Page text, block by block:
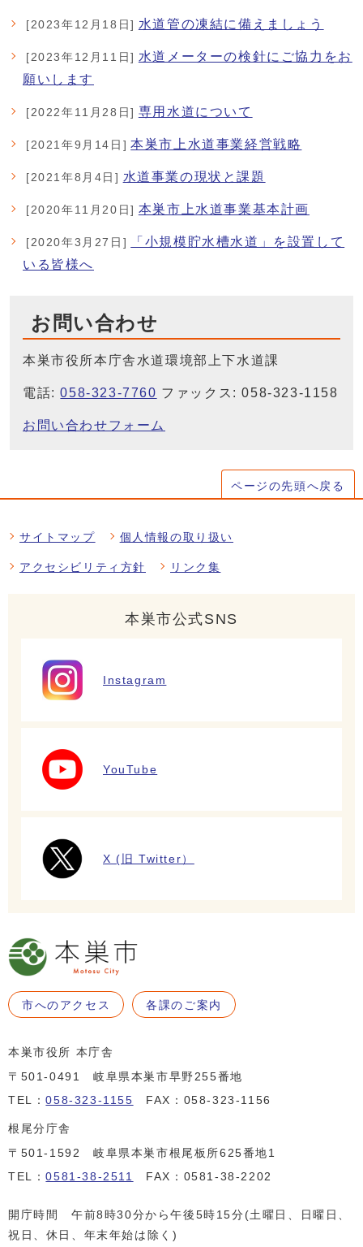
[2023年12月18日] 水道管の凍結に備えましょう
[2023年12月11日] 水道メーターの検針にご協力をお
願いします
[2022年11月28日] 専用水道について
[2021年9月14日] 本巣市上水道事業経営戦略
[2021年8月4日] 水道事業の現状と課題
[2020年11月20日] 本巣市上水道事業基本計画
[2020年3月27日]
「小規模貯水槽水道」を設置して
いる皆様へ
お問い合わせ
本巣市役所本庁舎水道環境部上下水道課
電話:058-323-7760 ファックス: 058-323-1158
お問い合わせフォーム
ページの先頭へ戻る
サイトマップ 個人情報の取り扱い
アクセシビリティ方針 リンク集
本巣市公式SNS
Instagram
YouTube
X (旧 Twitter）
市へのアクセス 各課のご案内
本巣市役所 本庁舎
〒501-0491 岐阜県本巣市早野255番地
TEL：058-323-1155 FAX：058-323-1156
根尾分庁舎
〒501-1592 岐阜県本巣市根尾板所625番地1
TEL：0581-38-2511 FAX：0581-38-2202
開庁時間 午前8時30分から午後5時15分(土曜日、日曜日、
祝日、休日、年末年始は除く)